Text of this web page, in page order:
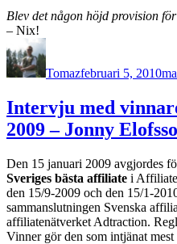
Blev det någon höjd provision
– Nix!
Författare
Tomazfebruari 5, 2010
Intervju med
2009 – Jonny
Den 15 januari 2009 avgjordes
Sveriges bästa affiliate i
den 15/9-2009 och den 15/1-
sammanslutningen Svenska
affiliatenätverket Adtraction.
Vinner gör den som intjänat